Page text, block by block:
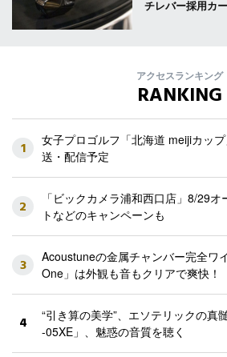
チレバー採用カ
アクセスランキング
RANKING
1
女子プロゴルフ「北海道 meijiカッ
送・配信予定
2
「ビックカメラ浦和西口店」8/29
トなどのキャンペーンも
3
Acoustuneの金属チャンバー完全ワ
One」は外観も音もクリアで爽快！
4
“引き算の美学”、エソテリックの真
-05XE」、魅惑の音質を聴く